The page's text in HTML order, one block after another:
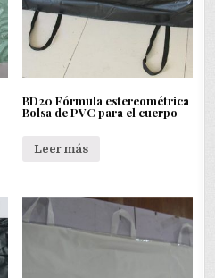
BD20 Fórmula estereométrica
Bolsa de PVC para el cuerpo
Leer más